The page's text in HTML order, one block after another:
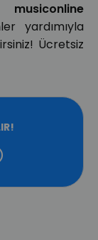
musiconline
ler yardımıyla
Ücretsiz